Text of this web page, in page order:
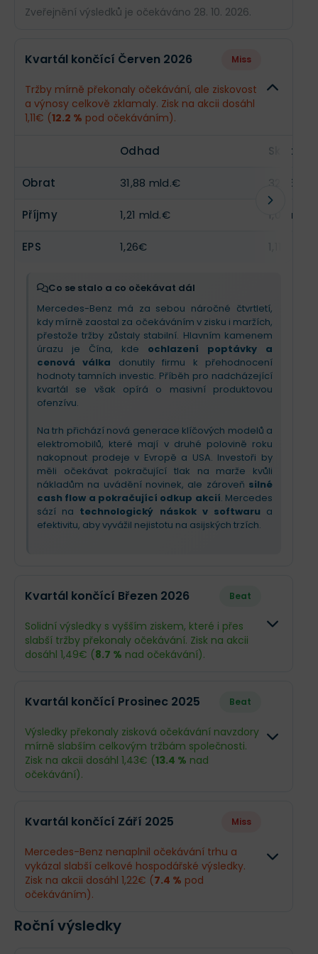
Zveřejnění výsledků je očekáváno 28. 10. 2026.
Příjmy 1,32 mld.€
Kvartál končící Červen 2026 Miss
Tržby mírně překonaly očekávání, ale ziskovost
a výnosy celkově zklamaly. Zisk na akcii dosáhl
1,11€ (12.2 % pod očekáváním).
Odhad
Obrat 31,88 mld.€ 32,06
Příjmy 1,21 mld.€ 1,07
EPS 1,26€ 1,11€
Co se stalo a co očekávat dál
Mercedes-Benz má za sebou náročné čtvrtletí,
kdy mírně zaostal za očekáváním v zisku i maržích,
přestože tržby zůstaly stabilní. Hlavním kamenem
úrazu je Čína, kde ochlazení poptávky a
cenová válka donutily firmu k přehodnocení
hodnoty tamních investic. Příběh pro nadcházející
kvartál se však opírá o masivní produktovou
ofenzívu.
Na trh přichází nová generace klíčových modelů a
elektromobilů, které mají v druhé polovině roku
nakopnout prodeje v Evropě a USA. Investoři by
měli očekávat pokračující tlak na marže kvůli
nákladům na uvádění novinek, ale zároveň silné
cash flow a pokračující odkup akcií. Mercedes
sází na technologický náskok v softwaru a
efektivitu, aby vyvážil nejistotu na asijských trzích.
Kvartál končící Březen 2026 Beat
Solidní výsledky s vyšším ziskem, které i přes
slabší tržby překonaly očekávání. Zisk na akcii
dosáhl 1,49€ (8.7 % nad očekávání).
Příjmy 1,31 mld.€
EPS
Kvartál končící Prosinec 2025 Beat
Výsledky překonaly zisková očekávání navzdory
mírně slabším celkovým tržbám společnosti.
Zisk na akcii dosáhl 1,43€ (13.4 % nad
očekávání).
Příjmy 1,21 mld.€
EPS
Kvartál končící Září 2025 Miss
Mercedes-Benz nenaplnil očekávání trhu a
vykázal slabší celkové hospodářské výsledky.
Zisk na akcii dosáhl 1,22€ (7.4 % pod
očekáváním).
Odhad
Roční výsledky